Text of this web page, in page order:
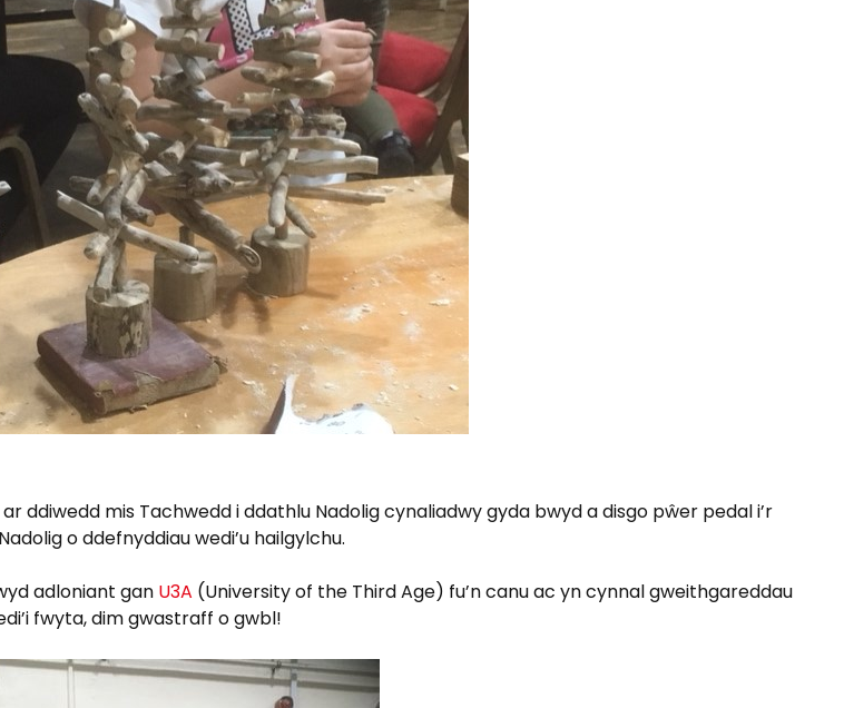
ddiwedd mis Tachwedd i ddathlu Nadolig cynaliadwy gyda bwyd a disgo pŵer pedal i’r
o ddefnyddiau wedi’u hailgylchu.
adloniant gan U3A (University of the Third Age) fu’n canu ac yn cynnal gweithgareddau
fwyta, dim gwastraff o gwbl!